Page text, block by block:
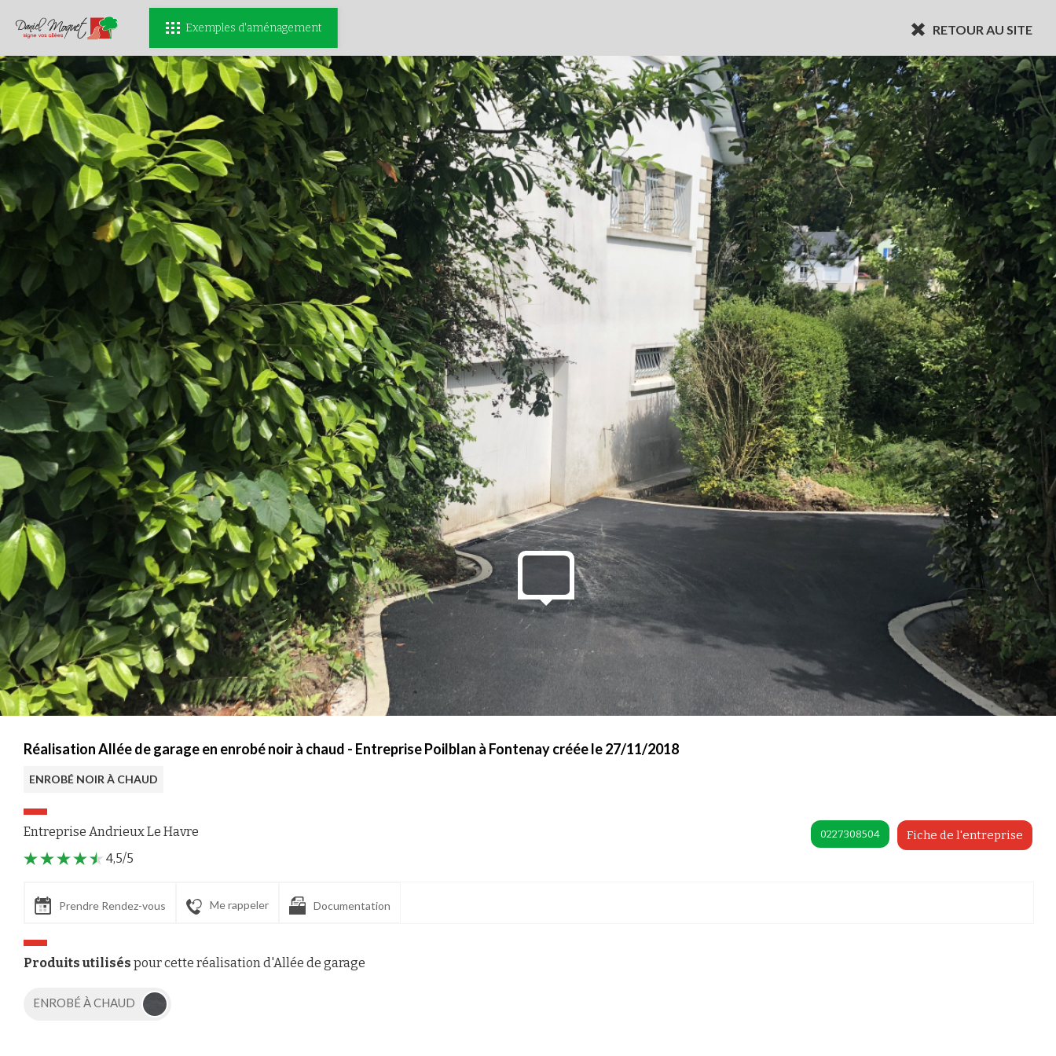
RETOUR AU SITE
Exemples d'aménagement
Réalisation Allée de garage en enrobé noir à chaud - Entreprise Poilblan à Fontenay créée le 27/11/2018
ENROBÉ NOIR À CHAUD
Entreprise Andrieux Le Havre Fiche de l'entreprise
0227308504
4,5/5
Prendre Rendez-vous Me rappeler Documentation
Produits utilisés pour cette réalisation d'Allée de garage
ENROBÉ À CHAUD